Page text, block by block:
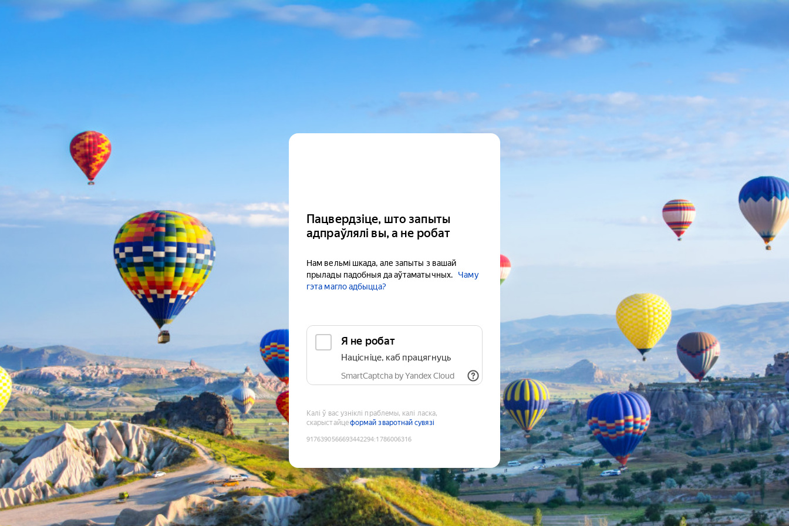
Пацвердзіце, што запыты
адпраўлялі вы, а не робат
Нам вельмі шкада, але запыты з вашай
прылады падобныя да аўтаматычных.
Чаму
гэта магло адбыцца?
Я не робат
Націсніце, каб працягнуць
SmartCaptcha by Yandex Cloud
Калі ў вас узніклі праблемы, калі ласка,
скарыстайцеформай зваротнай сувязі
9176390566693442294:1786006316